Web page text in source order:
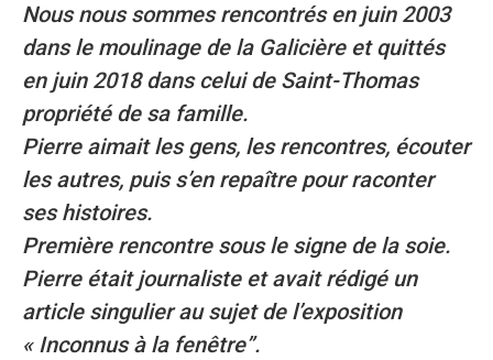
Nous nous sommes rencontrés en juin 2003
dans le moulinage de la Galicière et quittés
en juin 2018 dans celui de Saint-Thomas
propriété de sa famille.
Pierre aimait les gens, les rencontres, écouter
les autres, puis s’en repaître pour raconter
ses histoires.
Première rencontre sous le signe de la soie.
Pierre était journaliste et avait rédigé un
article singulier au sujet de l’exposition
« Inconnus à la fenêtre”.